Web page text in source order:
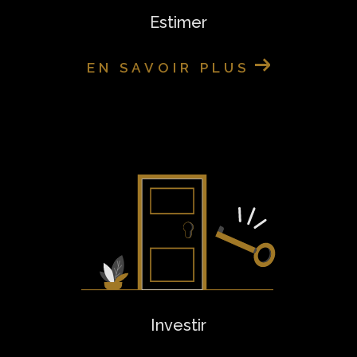
avons hâte de vous aider à concrétiser vos
Estimer
EN SAVOIR PLUS
Investir